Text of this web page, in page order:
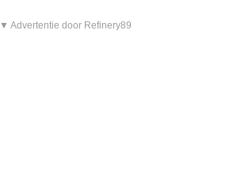
▼ Advertentie door Refinery89